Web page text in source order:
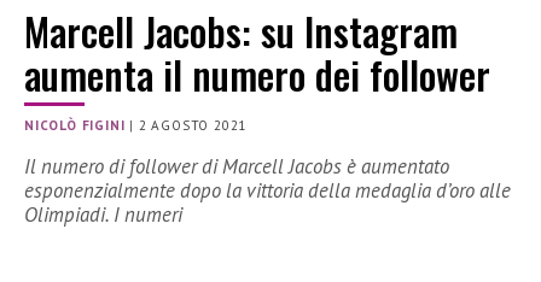
Marcell Jacobs: su Instagram
aumenta il numero dei follower
NICOLÒ FIGINI | 2 AGOSTO 2021
Il numero di follower di Marcell Jacobs è aumentato
esponenzialmente dopo la vittoria della medaglia d’oro alle
Olimpiadi. I numeri